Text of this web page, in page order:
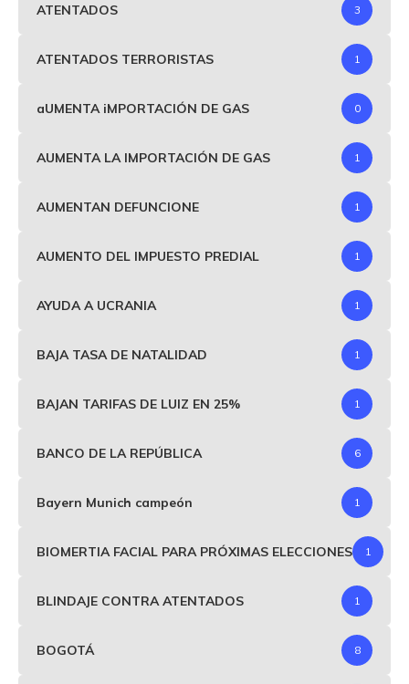
ATENTADOS 3
ATENTADOS TERRORISTAS 1
aUMENTA iMPORTACIÓN DE GAS 0
AUMENTA LA IMPORTACIÓN DE GAS 1
AUMENTAN DEFUNCIONE 1
AUMENTO DEL IMPUESTO PREDIAL 1
AYUDA A UCRANIA 1
BAJA TASA DE NATALIDAD 1
BAJAN TARIFAS DE LUIZ EN 25% 1
BANCO DE LA REPÚBLICA 6
Bayern Munich campeón 1
BIOMERTIA FACIAL PARA PRÓXIMAS ELECCIONES 1
BLINDAJE CONTRA ATENTADOS 1
BOGOTÁ 8